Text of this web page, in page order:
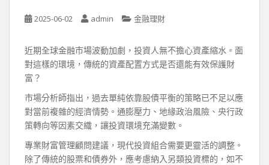
2025-06-02 admin 金融理財
近期全球金融市場波動加劇，投資人無不擔心資產縮水。面
對這樣的環境，傳統的資產配置方式是否還能有效保護財
富？
市場分析師指出，過去單純依靠股債平衡的策略已不足以應
對當前複雜的經濟情勢。通膨壓力、地緣政治風險、央行政
策轉向等因素交織，讓投資環境充滿變數。
專業財富管理顧問建議，現代投資組合需要更靈活的調整。
除了傳統的股票和債券外，應考慮納入另類投資標的，如不